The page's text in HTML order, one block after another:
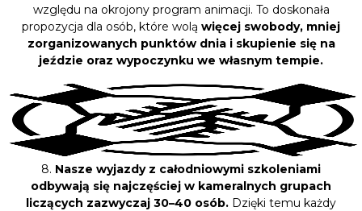
względu na okrojony program animacji. To doskonała
propozycja dla osób, które wolą więcej swobody, mniej
zorganizowanych punktów dnia i skupienie się na
jeździe oraz wypoczynku we własnym tempie.
8. Nasze wyjazdy z całodniowymi szkoleniami
odbywają się najczęściej w kameralnych grupach
liczących zazwyczaj 30–40 osób. Dzięki temu każdy